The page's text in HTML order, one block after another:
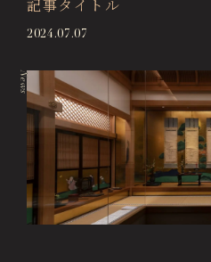
Visitor Information
来館のご案内
展覧会
Events & Programs
イベント・講座
Collection Search
作品検索
Image Services
記事タイトル
2024.07.07
News